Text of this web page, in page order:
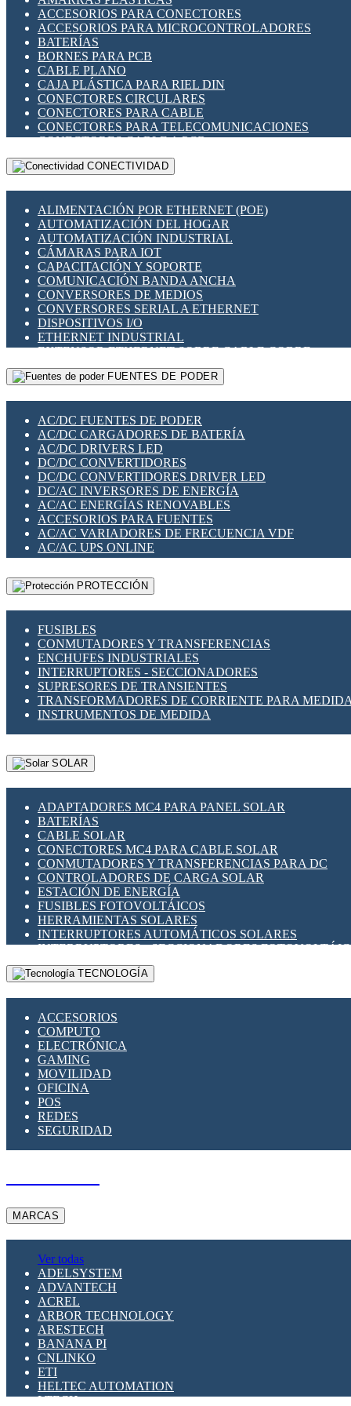
INDICADORES PARA PANEL
INTERFACES DE RELÉ
INTERRUPTORES FIN DE CARRERA
LLAVES CONMUTADORAS
MEDIDORES DE ENERGÍA Y TC'S DE CORRIENTE
MOTORES PASO A PASO
PANTALLAS HMI
PLC -CONTROLADORES LÓGICO PROGRAMABLES
PROGRAMADORES DE HORARIO
RELÉS DE PROTECCIÓN
SENSORES CAPACITIVOS
SENSORES INDUCTIVOS
TEMPORIZADORES
VARIACS
VARIADORES DE FRECUENCIA [VDF]
SECCIONADORES - INTERRUPTORES
MAQUINARIA
ACCESORIOS PARA CONECTORES
ACCESORIOS PARA MICROCONTROLADORES
BATERÍAS
BORNES PARA PCB
CABLE PLANO
CAJA PLÁSTICA PARA RIEL DIN
CONECTORES CIRCULARES
CONECTORES PARA CABLE
CONECTORES PARA TELECOMUNICACIONES
CONECTORES CABLE A PCB
CONECTORES PCB A CABLE
DIP SWITCHES
HERRAMIENTAS VARIAS
ILUMINACIÓN LED
INTERRUPTORES REED
INTERFACES DE RELÉ
OTROS RELÉS
PROTECCIÓN TÉRMICA
RELÉS AUTOMOTRICES
RELÉS DE SEÑAL
RELÉS DE ESTADO SÓLIDO SSR
RELÉS INDUSTRIALES
RELÉS MINIATURA DE POTENCIA
SENSORES MAGNÉTICOS
SWITCH Y MICROSWITCH
TARJETAS PI
UNIÓN Y DERIVACIÓN DE CABLE
CONECTIVIDAD
ALIMENTACIÓN POR ETHERNET (POE)
AUTOMATIZACIÓN DEL HOGAR
AUTOMATIZACIÓN INDUSTRIAL
CÁMARAS PARA IOT
CAPACITACIÓN Y SOPORTE
COMUNICACIÓN BANDA ANCHA
CONVERSORES DE MEDIOS
CONVERSORES SERIAL A ETHERNET
DISPOSITIVOS I/O
ETHERNET INDUSTRIAL
EXTENSOR ETHERNET SOBRE CABLE COBRE
GATEWAY LORAWAN
GESTIÓN DE REDES
PLACAS MODULARES IOT
SWITCHES Y REDES WIFI
SOLUCIONES IOT
SOLUCIONES LORAWAN
SOLUCIONES RED CELULAR
SEGURIDAD PARA REDES
SWITCHES LAN
TELEFONÍA IP (VOIP)
VIGILANCIA IP (CCTV)
MESHTASTIC
FUENTES DE PODER
AC/DC FUENTES DE PODER
AC/DC CARGADORES DE BATERÍA
AC/DC DRIVERS LED
DC/DC CONVERTIDORES
DC/DC CONVERTIDORES DRIVER LED
DC/AC INVERSORES DE ENERGÍA
AC/AC ENERGÍAS RENOVABLES
ACCESORIOS PARA FUENTES
AC/AC VARIADORES DE FRECUENCIA VDF
AC/AC UPS ONLINE
PROTECCIÓN
FUSIBLES
CONMUTADORES Y TRANSFERENCIAS
ENCHUFES INDUSTRIALES
INTERRUPTORES - SECCIONADORES
SUPRESORES DE TRANSIENTES
TRANSFORMADORES DE CORRIENTE PARA
INSTRUMENTOS DE MEDIDA
SOLAR
ADAPTADORES MC4 PARA PANEL SOLAR
BATERÍAS
CABLE SOLAR
CONECTORES MC4 PARA CABLE SOLAR
CONMUTADORES Y TRANSFERENCIAS PARA DC
CONTROLADORES DE CARGA SOLAR
ESTACIÓN DE ENERGÍA
FUSIBLES FOTOVOLTÁICOS
HERRAMIENTAS SOLARES
INTERRUPTORES AUTOMÁTICOS SOLARES
INTERRUPTORES - SECCIONADORES
MONTAJE PANEL SOLAR
PORTA FUSIBLES Y SECCIONADORES
TECNOLOGÍA
ACCESORIOS
COMPUTO
ELECTRÓNICA
GAMING
MOVILIDAD
OFICINA
POS
REDES
SEGURIDAD
MARCAS
Ver todas
ADELSYSTEM
ADVANTECH
ACREL
ARBOR TECHNOLOGY
ARESTECH
BANANA PI
CNLINKO
ETI
HELTEC AUTOMATION
LTECH